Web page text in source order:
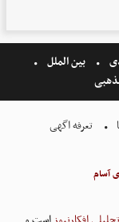
بین الملل
تعرفه اگهی
آسام